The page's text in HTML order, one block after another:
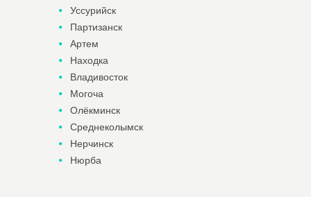
Уссурийск
Партизанск
Артем
Находка
Владивосток
Могоча
Олёкминск
Среднеколымск
Нерчинск
Нюрба